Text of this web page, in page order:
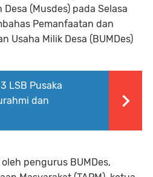
(Musdes) pada Selasa
Pemanfaatan dan
Usaha Milik Desa (BUMDes)
LSB Pusaka
dan
pengurus BUMDes,